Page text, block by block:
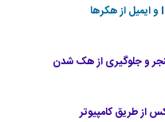
و جلوگیری از هک شدن
از طریق کامپیوتر